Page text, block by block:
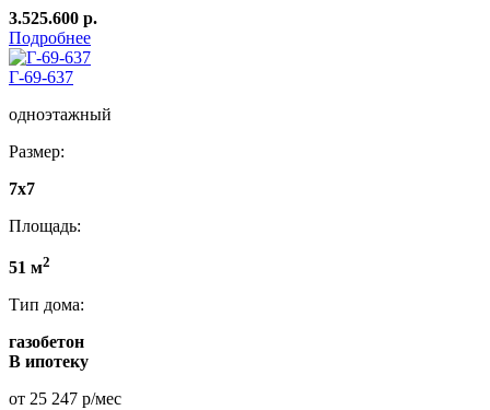
3.525.600 р.
Подробнее
Г-69-637
одноэтажный
Размер:
7x7
Площадь:
51 м2
Тип дома:
газобетон
В ипотеку
от 25 247 р/мес